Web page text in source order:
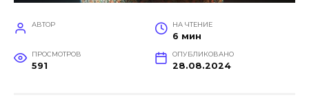
АВТОР НА ЧТЕНИЕ
6 мин
ПРОСМОТРОВ
591
ОПУБЛИКОВАНО
28.08.2024